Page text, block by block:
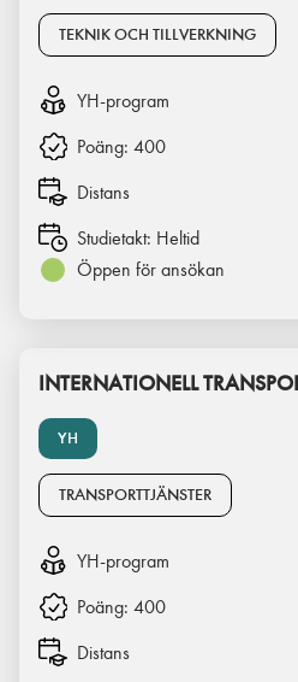
TEKNIK OCH TILLVERKNING
YH-program
Poäng: 400
Distans
Studietakt: Heltid
Öppen för ansökan
YH
INTERNATIONELL
TRANSPORTTJÄNSTER
YH-program
Poäng: 400
Distans